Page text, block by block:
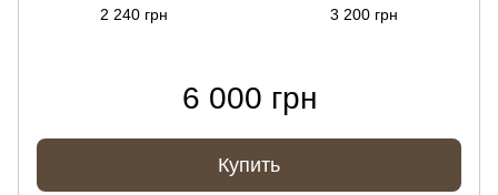
2 240 грн 3 200 грн
6 000 грн
Купить